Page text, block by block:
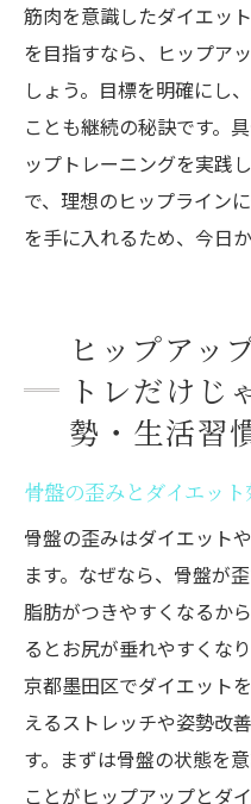
毎日の習慣にし
ツ
お尻引き締めと
ッチ
ストレッチで
める
ダイエット効
レ法
スクワット以
お尻の丸みを作
ダイエット視点
ンジ
筋トレとダイエ
日常生活に取り
1日5分で変わる！
が自宅でできるヒ
ダイエット習慣
筋肉を意識したダイエッ
を目指すなら、ヒップア
しょう。目標を明確にし
ことも継続の秘訣です。
ップトレーニングを実践
で、理想のヒップライン
を手に入れるため、今日
ヒップアッ
トレだけじ
勢・生活習
骨盤の歪みとダイエッ
骨盤の歪みはダイエット
ます。なぜなら、骨盤が
脂肪がつきやすくなるか
るとお尻が垂れやすくな
京都墨田区でダイエット
えるストレッチや姿勢改
す。まずは骨盤の状態を
ことがヒップアップとダ